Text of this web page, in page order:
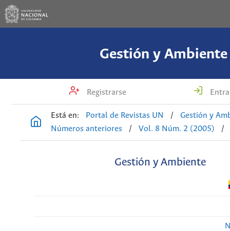
Gestión y Ambiente
Registrarse
Está en: Portal de Revistas UN /
Gestión y
Números anteriores
/ Vol. 8 Núm. 2 (2005) /
Gestión y Ambiente